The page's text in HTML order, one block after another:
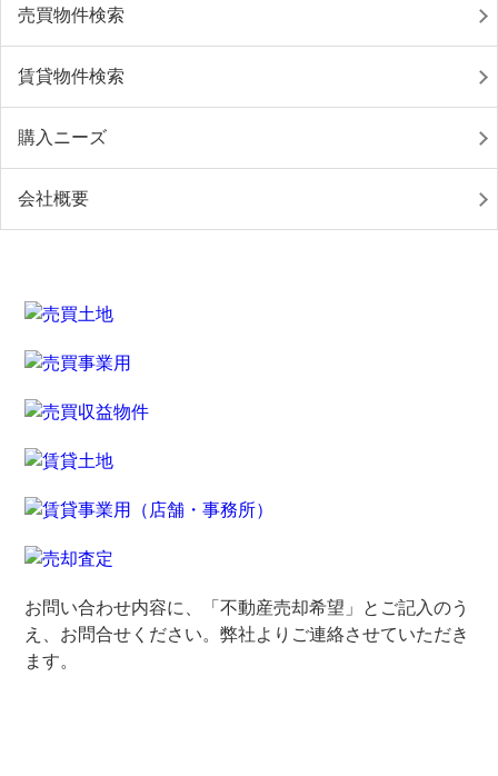
売買物件検索
賃貸物件検索
購入ニーズ
会社概要
お問い合わせ内容に、「不動産売却希望」とご記入のう
え、お問合せください。弊社よりご連絡させていただき
ます。